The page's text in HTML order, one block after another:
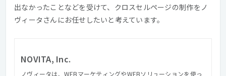
出なかったことなどを受けて、クロスセルページの制作をノ
ヴィータさんにお任せしたいと考えています。
NOVITA, Inc.
ノヴィータは、WEBマーケティングやWEBソリューションを使っ